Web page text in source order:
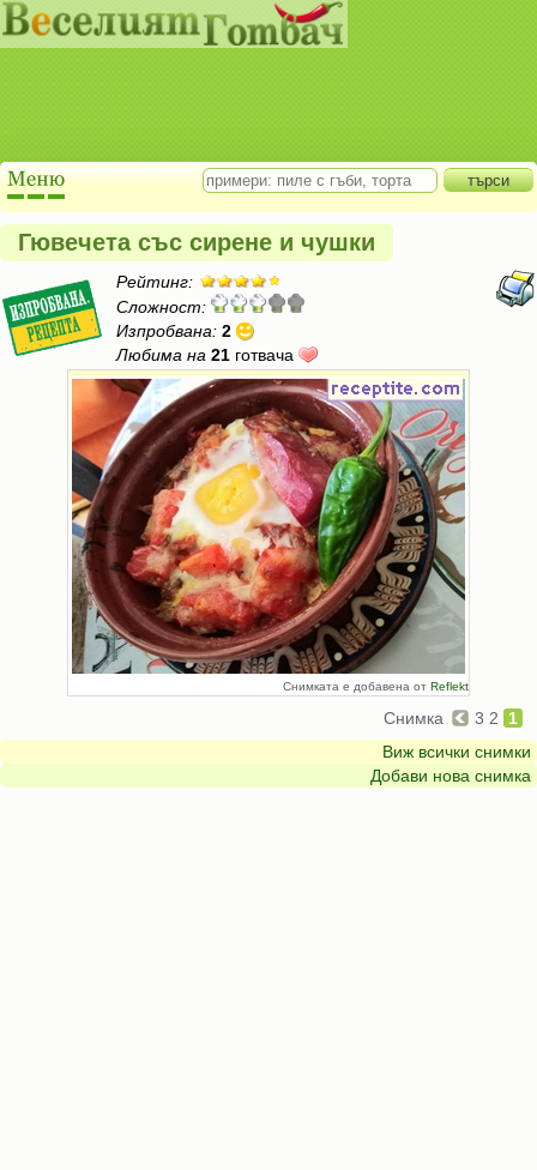
Гювечета със сирене и чушки
Рейтинг:
Сложност:
Изпробвана: 2
Любима на 21 готвача
Снимката е добавена от Reflekt
Снимка 3 2
1
Виж всички снимки
Добави нова снимка